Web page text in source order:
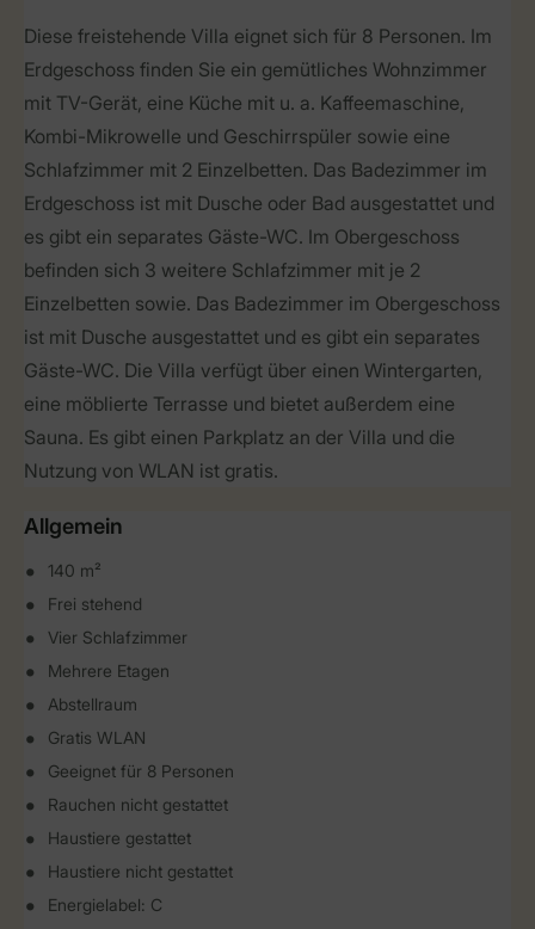
Diese freistehende Villa eignet sich für 8 Personen. Im
Erdgeschoss finden Sie ein gemütliches Wohnzimmer
mit TV-Gerät, eine Küche mit u. a. Kaffeemaschine,
Kombi-Mikrowelle und Geschirrspüler sowie eine
Schlafzimmer mit 2 Einzelbetten. Das Badezimmer im
Erdgeschoss ist mit Dusche oder Bad ausgestattet und
es gibt ein separates Gäste-WC. Im Obergeschoss
befinden sich 3 weitere Schlafzimmer mit je 2
Einzelbetten sowie. Das Badezimmer im Obergeschoss
ist mit Dusche ausgestattet und es gibt ein separates
Gäste-WC. Die Villa verfügt über einen Wintergarten,
eine möblierte Terrasse und bietet außerdem eine
Sauna. Es gibt einen Parkplatz an der Villa und die
Nutzung von WLAN ist gratis.
Allgemein
140 m²
Frei stehend
Vier Schlafzimmer
Mehrere Etagen
Abstellraum
Gratis WLAN
Geeignet für 8 Personen
Rauchen nicht gestattet
Haustiere gestattet
Haustiere nicht gestattet
Energielabel: C